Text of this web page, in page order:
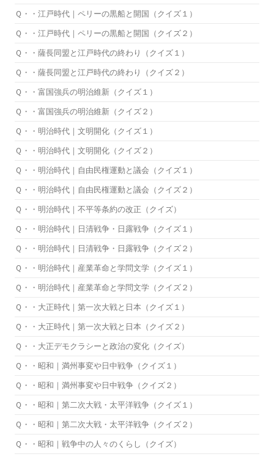
Ｑ・・江戸時代｜ペリーの黒船と開国（クイズ１）
Ｑ・・江戸時代｜ペリーの黒船と開国（クイズ２）
Ｑ・・薩長同盟と江戸時代の終わり（クイズ１）
Ｑ・・薩長同盟と江戸時代の終わり（クイズ２）
Ｑ・・富国強兵の明治維新（クイズ１）
Ｑ・・富国強兵の明治維新（クイズ２）
Ｑ・・明治時代｜文明開化（クイズ１）
Ｑ・・明治時代｜文明開化（クイズ２）
Ｑ・・明治時代｜自由民権運動と議会（クイズ１）
Ｑ・・明治時代｜自由民権運動と議会（クイズ２）
Ｑ・・明治時代｜不平等条約の改正（クイズ）
Ｑ・・明治時代｜日清戦争・日露戦争（クイズ１）
Ｑ・・明治時代｜日清戦争・日露戦争（クイズ２）
Ｑ・・明治時代｜産業革命と学問文学（クイズ１）
Ｑ・・明治時代｜産業革命と学問文学（クイズ２）
Ｑ・・大正時代｜第一次大戦と日本（クイズ１）
Ｑ・・大正時代｜第一次大戦と日本（クイズ２）
Ｑ・・大正デモクラシーと政治の変化（クイズ）
Ｑ・・昭和｜満州事変や日中戦争（クイズ１）
Ｑ・・昭和｜満州事変や日中戦争（クイズ２）
Ｑ・・昭和｜第二次大戦・太平洋戦争（クイズ１）
Ｑ・・昭和｜第二次大戦・太平洋戦争（クイズ２）
Ｑ・・昭和｜戦争中の人々のくらし（クイズ）